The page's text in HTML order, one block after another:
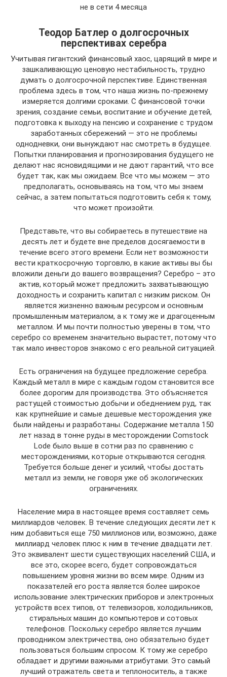
не в сети 4 месяца
Теодор Батлер о долгосрочных
перспективах серебра
Учитывая гигантский финансовый хаос, царящий в мире и
зашкаливающую ценовую нестабильность, трудно
думать о долгосрочной перспективе. Единственная
проблема здесь в том, что наша жизнь по-прежнему
измеряется долгими сроками. С финансовой точки
зрения, создание семьи, воспитание и обучение детей,
подготовка к выходу на пенсию и сохранение с трудом
заработанных сбережений — это не проблемы
однодневки, они вынуждают нас смотреть в будущее.
Попытки планирования и прогнозирования будущего не
делают нас ясновидящими и не дают гарантий, что все
будет так, как мы ожидаем. Все что мы можем — это
предполагать, основываясь на том, что мы знаем
сейчас, а затем попытаться подготовить себя к тому,
что может произойти.
Представьте, что вы собираетесь в путешествие на
десять лет и будете вне пределов досягаемости в
течение всего этого времени. Если нет возможности
вести краткосрочную торговлю, в какие активы вы бы
вложили деньги до вашего возвращения? Серебро – это
актив, который может предложить захватывающую
доходность и сохранить капитал с низким риском. Он
является жизненно важным ресурсом и основным
промышленным материалом, а к тому же и драгоценным
металлом. И мы почти полностью уверены в том, что
серебро со временем значительно вырастет, потому что
так мало инвесторов знакомо с его реальной ситуацией.
Есть ограничения на будущее предложение серебра.
Каждый металл в мире с каждым годом становится все
более дорогим для производства. Это объясняется
растущей стоимостью добычи и обеднением руд, так
как крупнейшие и самые дешевые месторождения уже
были найдены и разработаны. Содержание металла 150
лет назад в тонне руды в месторождении Comstock
Lode было выше в сотни раз по сравнению с
месторождениями, которые открываются сегодня.
Требуется больше денег и усилий, чтобы достать
металл из земли, не говоря уже об экологических
ограничениях.
Население мира в настоящее время составляет семь
миллиардов человек. В течение следующих десяти лет к
ним добавиться еще 750 миллионов или, возможно, даже
миллиард человек плюс к ним в течение двадцати лет.
Это эквивалент шести существующих населений США, и
все это, скорее всего, будет сопровождаться
повышением уровня жизни во всем мире. Одним из
показателей его роста является более широкое
использование электрических приборов и электронных
устройств всех типов, от телевизоров, холодильников,
стиральных машин до компьютеров и сотовых
телефонов. Поскольку серебро является лучшим
проводником электричества, оно обязательно будет
пользоваться большим спросом. К тому же серебро
обладает и другими важными атрибутами. Это самый
лучший отражатель света и теплоноситель, а также